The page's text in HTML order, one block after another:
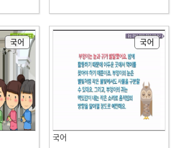
국어
국어
국어